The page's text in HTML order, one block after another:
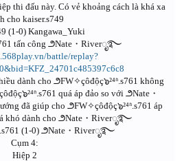
thi đấu này. Có vẻ khoảng cách là khá xa
cho kaiser.s749
(1-0) Kangawa_Yuki
tấn công ౨Nate・Riverೃ࿐
battle/replay?
dành cho ౨FW✧çôđộç๖²⁴ʱ.s761 không
๖²⁴ʱ.s761 quá áp đảo so với ౨Nate・
đã giúp cho ౨FW✧çôđộç๖²⁴ʱ.s761 áp
khó dành cho ౨Nate・Riverೃ࿐
(1-0) ౨Nate・Riverೃ࿐
Cụm 4:
Hiệp 2